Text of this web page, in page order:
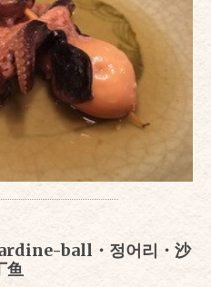
ball・정어리・沙
鱼